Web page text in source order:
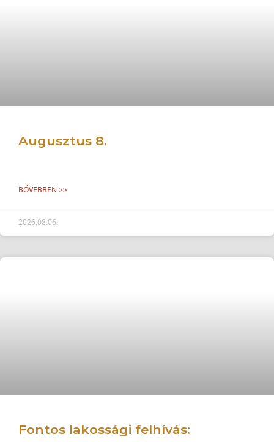
Augusztus 8.
BŐVEBBEN >>
2026.08.06.
Fontos lakossági felhívás: